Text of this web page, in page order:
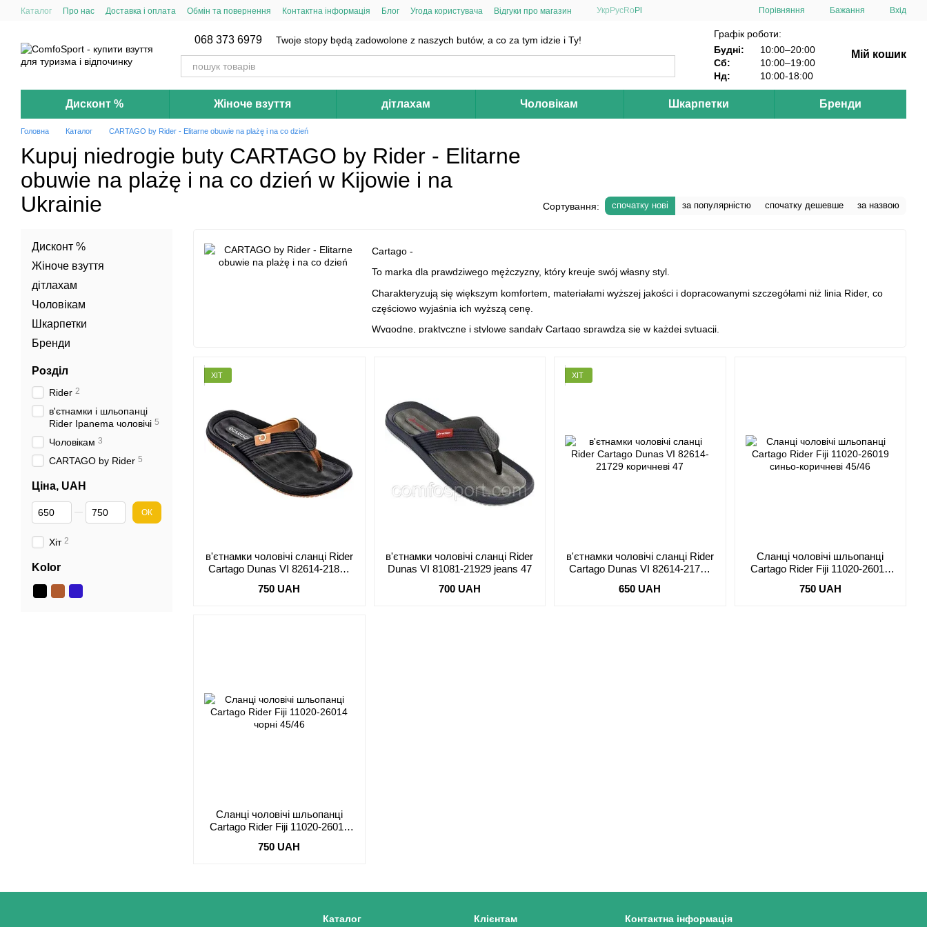
Przejdź do głównej treści
Каталог Про нас Доставка і оплата Обмін та повернення Контактна інформація Блог Угода користувача Відгуки про магазин Укр РусRo Pl Порівняння Бажання Вхід
068 373 6979 Twoje stopy będą zadowolone z naszych butów, a co za tym idzie i Ty!
Графік роботи:
Будні:
10:00–20:00
Сб:
10:00–19:00
Нд:
10:00-18:00
Мій кошик
Дисконт % Жіноче взуття дітлахам Чоловікам Шкарпетки Бренди
Головна Каталог CARTAGO by Rider - Elitarne obuwie na plażę i na co dzień
Kupuj niedrogie buty CARTAGO by Rider - Elitarne
obuwie na plażę i na co dzień w Kijowie i na
Ukrainie
Сортування: спочатку нові за популярністю спочатку дешевше за назвою
Cartago -
To marka dla prawdziwego mężczyzny, który kreuje swój własny styl.
Charakteryzują się większym komfortem, materiałami wyższej jakości i dopracowanymi szczegółami niż linia Rider, co
częściowo wyjaśnia ich wyższą cenę.
Wygodne, praktyczne i stylowe sandały Cartago sprawdzą się w każdej sytuacji.
ХІТ
в'єтнамки чоловічі сланці Rider
Cartago Dunas VI 82614-21869
750 UAH
в'єтнамки чоловічі сланці Rider
Dunas VI 81081-21929 jeans 47
700 UAH
ХІТ
в'єтнамки чоловічі сланці Rider
Cartago Dunas VI 82614-21729
650 UAH
Сланці чоловічі шльопанці
Cartago Rider Fiji 11020-26019
750 UAH
Сланці чоловічі шльопанці
Cartago Rider Fiji 11020-26014
750 UAH
Дисконт %
Жіноче взуття
дітлахам
Чоловікам
Шкарпетки
Бренди
Розділ
Rider 2
в'єтнамки і шльопанці
Rider Ipanema чоловічі 5
Чоловікам 3
CARTAGO by Rider 5
Ціна, UAH
Od Ціна, UAH
Do Ціна, UAH ОК
Хіт 2
Kolor
Каталог Клієнтам Контактна інформація